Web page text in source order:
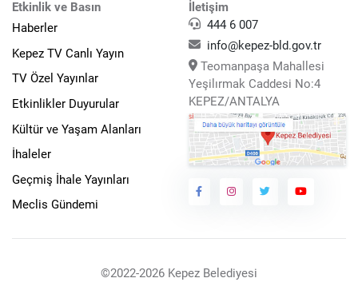
Etkinlik ve Basın
Haberler
Kepez TV Canlı Yayın
TV Özel Yayınlar
Etkinlikler Duyurular
Kültür ve Yaşam Alanları
İhaleler
Geçmiş İhale Yayınları
Meclis Gündemi
İletişim
444 6 007
info@kepez-bld.gov.tr
Teomanpaşa Mahallesi
Yeşilırmak Caddesi No:4
KEPEZ/ANTALYA
©2022-2026 Kepez Belediyesi